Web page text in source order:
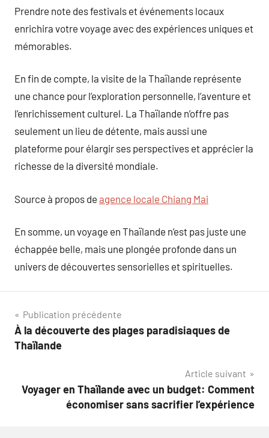
Prendre note des festivals et événements locaux
enrichira votre voyage avec des expériences uniques et
mémorables.
En fin de compte, la visite de la Thaïlande représente
une chance pour l’exploration personnelle, l’aventure et
l’enrichissement culturel. La Thaïlande n’offre pas
seulement un lieu de détente, mais aussi une
plateforme pour élargir ses perspectives et apprécier la
richesse de la diversité mondiale.
Source à propos de agence locale Chiang Mai
En somme, un voyage en Thaïlande n’est pas juste une
échappée belle, mais une plongée profonde dans un
univers de découvertes sensorielles et spirituelles.
Navigation
de
Publication précédente
À la découverte des plages paradisiaques de
Thaïlande
Article suivant
Voyager en Thaïlande avec un budget: Comment
économiser sans sacrifier l’expérience